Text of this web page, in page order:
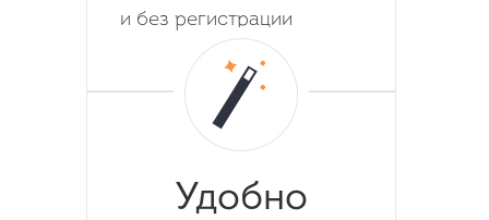
и без регистрации
Удобно